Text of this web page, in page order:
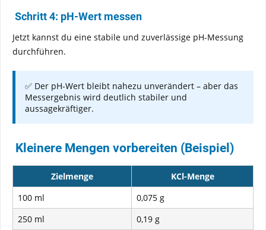
Schritt 4: pH-Wert messen
Jetzt kannst du eine stabile und zuverlässige pH-Messung
durchführen.
✅ Der pH-Wert bleibt nahezu unverändert – aber das
Messergebnis wird deutlich stabiler und
aussagekräftiger.
Kleinere Mengen vorbereiten (Beispiel)
Zielmenge
KCl-Menge
100 ml
0,075 g
250 ml
0,19 g